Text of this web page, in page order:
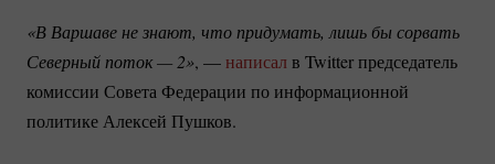
«В Варшаве не знают, что придумать, лишь бы сорвать
Северный поток — 2», — написал в Twitter председатель
комиссии Совета Федерации по информационной
политике Алексей Пушков.